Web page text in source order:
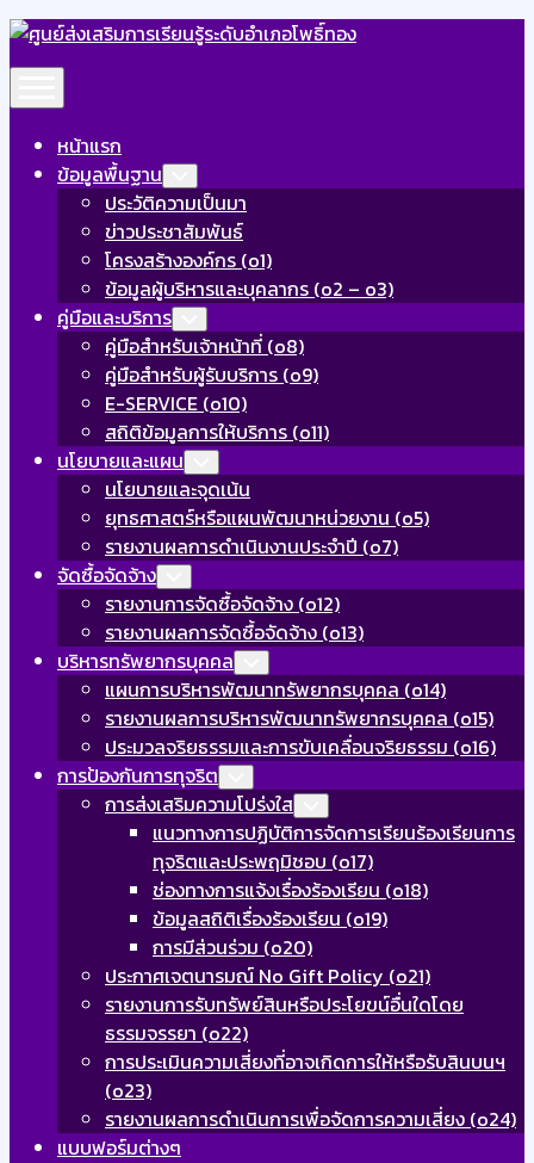
Skip
to
หน้าแรก
ข้อมูลพื้นฐาน
Child
Menu
ประวัติความเป็นมา
ข่าวประชาสัมพันธ์
โครงสร้างองค์กร (o1)
ข้อมูลผู้บริหารและบุคลากร (o2 – o3)
คู่มือและบริการ
Child
Menu
คู่มือสำหรับเจ้าหน้าที่ (o8)
คู่มือสำหรับผู้รับบริการ (o9)
E-SERVICE (o10)
สถิติข้อมูลการให้บริการ (o11)
นโยบายและแผน
Child
Menu
นโยบายและจุดเน้น
ยุทธศาสตร์หรือแผนพัฒนาหน่วยงาน (o5)
รายงานผลการดำเนินงานประจำปี (o7)
จัดซื้อจัดจ้าง
Child
Menu
รายงานการจัดซื้อจัดจ้าง (o12)
รายงานผลการจัดซื้อจัดจ้าง (o13)
บริหารทรัพยากรบุคคล
Child
Menu
แผนการบริหารพัฒนาทรัพยากรบุคคล (o14)
รายงานผลการบริหารพัฒนาทรัพยากรบุคคล (o15)
ประมวลจริยธรรมและการขับเคลื่อนจริยธรรม (o16)
การป้องกันการทุจริต
Child
Menu
การส่งเสริมความโปร่งใส
Child
Menu
แนวทางการปฏิบัติการจัดการเรียนร้องเรียนการ
ทุจริตและประพฤมิชอบ (o17)
ช่องทางการแจ้งเรื่องร้องเรียน (o18)
ข้อมูลสถิติเรื่องร้องเรียน (o19)
การมีส่วนร่วม (o20)
ประกาศเจตนารมณ์ No Gift Policy (o21)
รายงานการรับทรัพย์สินหรือประโยขน์อื่นใดโดย
ธรรมจรรยา (o22)
การประเมินความเสี่ยงที่อาจเกิดการให้หรือรับสินบนฯ
(o23)
รายงานผลการดำเนินการเพื่อจัดการความเสี่ยง (o24)
แบบฟอร์มต่างๆ